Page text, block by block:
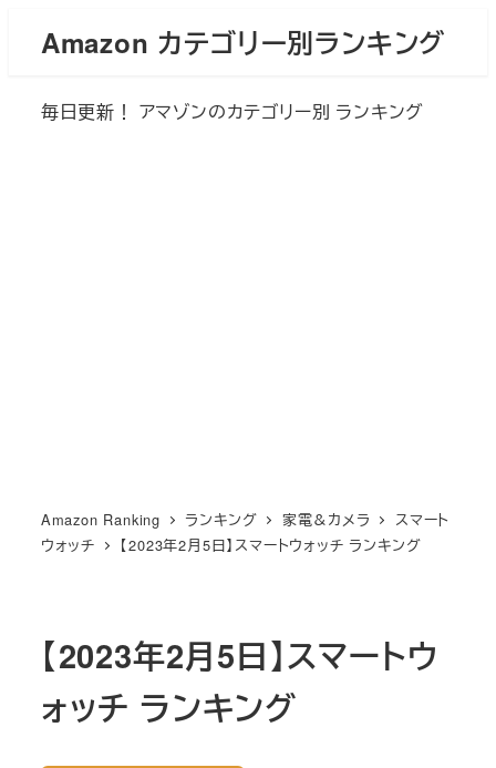
Amazon カテゴリー別ランキング
毎日更新！ アマゾンのカテゴリー別 ランキング
Amazon Ranking ランキング 家電＆カメラ
スマート
ウォッチ
【2023年2月5日】スマートウォッチ ランキング
【2023年2月5日】スマートウ
ォッチ ランキング